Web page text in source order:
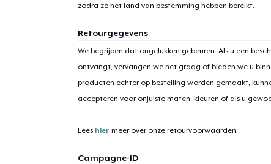
zodra ze het land van bestemming hebben bereikt.
Retourgegevens
We begrijpen dat ongelukken gebeuren. Als u een
ontvangt, vervangen we het graag of bieden we u
producten echter op bestelling worden gemaakt,
accepteren voor onjuiste maten, kleuren of als u
Lees hier meer over onze retourvoorwaarden.
Campagne-ID